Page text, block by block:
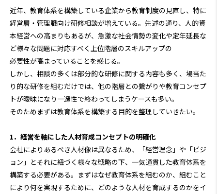
近年、教育体系を構築している企業から教育制度の見直し、特に
経営層・管理職向け研修相談が増えている。先述の通り、人的資
本経営への高まりもあるが、急激な社会情勢の変化や定年延長な
ど様々な問題に対応すべく上位階層のスキルアップの
必要性が高まっていることを感じる。
しかし、相談の多くは部分的な研修に関する内容も多く、場当た
り的な研修を組むだけでは、他の階層との繋がりや教育コンセプ
トが曖昧になり一過性で終わってしまうケースも多い。
そのためまずは教育体系を構築する目的を整理していきたい。
1．経営を軸にした人材育成コンセプトの明確化
会社によりあるべき人材像は異なるため、「経営理念」や「ビジ
ョン」とそれに紐づく様々な戦略の下、一気通貫した教育体系を
構築する必要がある。まずはなぜ教育体系を組むのか、組むこと
により何を実現するために、どのような人材を育成するのかをイ